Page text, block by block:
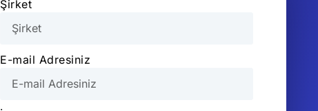
Şirket
E-mail Adresiniz